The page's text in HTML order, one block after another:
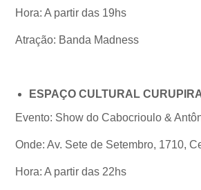
Hora: A partir das 19hs
Atração: Banda Madness
ESPAÇO CULTURAL
Evento: Show do Cabocrioulo &
Onde: Av. Sete de Setembro, 1710,
Hora: A partir das 22hs